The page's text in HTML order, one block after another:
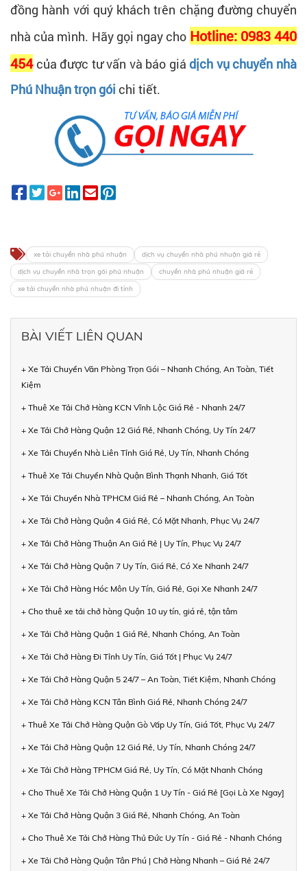
đồng hành với quý khách trên chặng đường chuyển
nhà của mình. Hãy gọi ngay cho Hotline: 0983 440
454của được tư vấn và báo giádịch vụ chuyển nhà
Phú Nhuận trọn gói chi tiết.
xe tải chuyển nhà phú nhuận
dịch vụ chuyển nhà phú nhuận giá rẻ
dịch vụ chuyển nhà trọn gói phú nhuận
chuyển nhà phú nhuận giá rẻ
xe tải chuyển nhà phú nhuận đi tỉnh
BÀI VIẾT LIÊN QUAN
+ Xe Tải Chuyển Văn Phòng Trọn Gói – Nhanh Chóng, An Toàn, Tiết
Kiệm
+ Thuê Xe Tải Chở Hàng KCN Vĩnh Lộc Giá Rẻ - Nhanh 24/7
+ Xe Tải Chở Hàng Quận 12 Giá Rẻ, Nhanh Chóng, Uy Tín 24/7
+ Xe Tải Chuyển Nhà Liên Tỉnh Giá Rẻ, Uy Tín, Nhanh Chóng
+ Thuê Xe Tải Chuyển Nhà Quận Bình Thạnh Nhanh, Giá Tốt
+ Xe Tải Chuyển Nhà TPHCM Giá Rẻ – Nhanh Chóng, An Toàn
+ Xe Tải Chở Hàng Quận 4 Giá Rẻ, Có Mặt Nhanh, Phục Vụ 24/7
+ Xe Tải Chở Hàng Thuận An Giá Rẻ | Uy Tín, Phục Vụ 24/7
+ Xe Tải Chở Hàng Quận 7 Uy Tín, Giá Rẻ, Có Xe Nhanh 24/7
+ Xe Tải Chở Hàng Hóc Môn Uy Tín, Giá Rẻ, Gọi Xe Nhanh 24/7
+ Cho thuê xe tải chở hàng Quận 10 uy tín, giá rẻ, tận tâm
+ Xe Tải Chở Hàng Quận 1 Giá Rẻ, Nhanh Chóng, An Toàn
+ Xe Tải Chở Hàng Đi Tỉnh Uy Tín, Giá Tốt | Phục Vụ 24/7
+ Xe Tải Chở Hàng Quận 5 24/7 – An Toàn, Tiết Kiệm, Nhanh Chóng
+ Xe Tải Chở Hàng KCN Tân Bình Giá Rẻ, Nhanh Chóng 24/7
+ Thuê Xe Tải Chở Hàng Quận Gò Vấp Uy Tín, Giá Tốt, Phục Vụ 24/7
+ Xe Tải Chở Hàng Quận 12 Giá Rẻ, Uy Tín, Nhanh Chóng 24/7
+ Xe Tải Chở Hàng TPHCM Giá Rẻ, Uy Tín, Có Mặt Nhanh Chóng
+ Cho Thuê Xe Tải Chở Hàng Quận 1 Uy Tín - Giá Rẻ [Gọi Là Xe Ngay]
+ Xe Tải Chở Hàng Quận 3 Giá Rẻ, Nhanh Chóng, An Toàn
+ Cho Thuê Xe Tải Chở Hàng Thủ Đức Uy Tín - Giá Rẻ - Nhanh Chóng
+ Xe Tải Chở Hàng Quận Tân Phú | Chở Hàng Nhanh – Giá Rẻ 24/7